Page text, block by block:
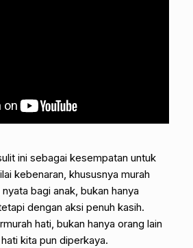
ini sebagai kesempatan untuk
kebenaran, khususnya murah
bagi anak, bukan hanya
dengan aksi penuh kasih.
hati, bukan hanya orang lain
kita pun diperkaya.